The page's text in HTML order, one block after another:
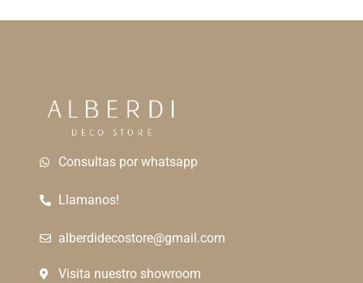
Consultas por whatsapp
Llamanos!
alberdidecostore@gmail.com
Visita nuestro showroom